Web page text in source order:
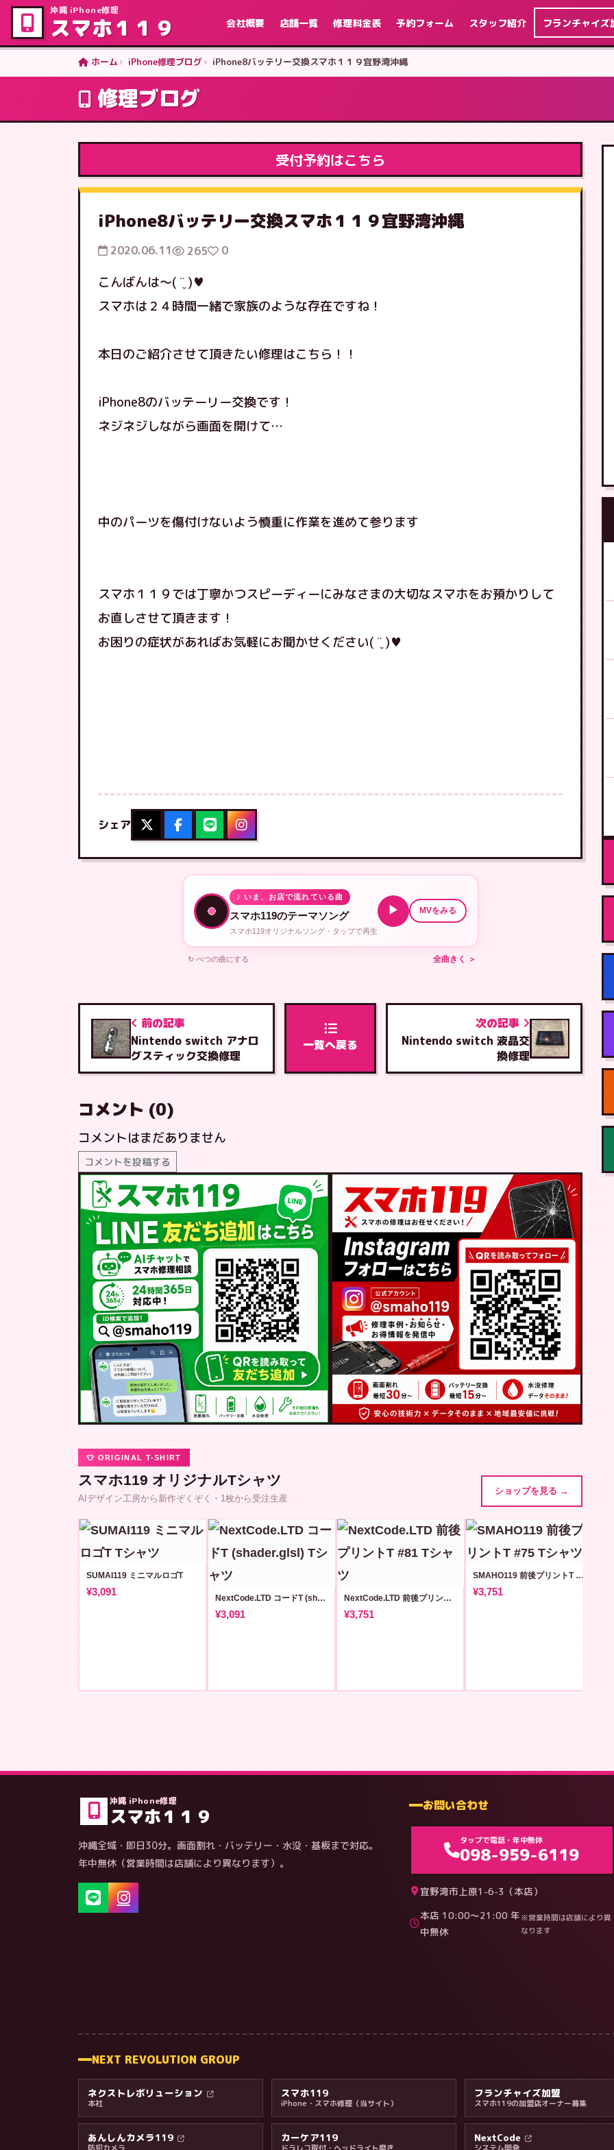
沖縄 iPhone修理
スマホ１１９ 会社概要 店舗一覧 修理料金表 予約フォーム スタッフ紹介 フランチャイズ
ホーム iPhone修理ブログ iPhone8バッテリー交換スマホ１１９宜野湾沖縄
修理ブログ
受付予約はこちら
iPhone8バッテリー交換スマホ１１９宜野湾沖縄
2020.06.11 265 0
こんばんは〜( ¨̮ )♥
スマホは２４時間一緒で家族のような存在ですね！
本日のご紹介させて頂きたい修理はこちら！！
iPhone8のバッテーリー交換です！
ネジネジしながら画面を開けて…
中のパーツを傷付けないよう慎重に作業を進めて参ります
スマホ１１９では丁寧かつスピーディーにみなさまの大切なスマホをお預かりして
お直しさせて頂きます！
お困りの症状があればお気軽にお聞かせください( ¨̮ )♥
シェア
♪ いま、お店で流れている曲
スマホ119のテーマソング
スマホ119オリジナルソング・タップで再生
▶ MVをみる
↻ べつの曲にする 全曲きく ＞
前の記事
Nintendo switch アナロ
グスティック交換修理
一覧へ戻る
次の記事
Nintendo switch 液晶交
換修理
コメント (0)
コメントはまだありません
コメントを投稿する
👕 ORIGINAL T-SHIRT
スマホ119 オリジナルTシャツ
AIデザイン工房から新作ぞくぞく・1枚から受注生産
ショップを見る →
SUMAI119 ミニマルロゴT
¥3,091
NextCode.LTD コードT (shader.glsl)
¥3,091
NextCode.LTD 前後プリントT #81
¥3,751
SMAHO119 前後プリントT #75
¥3,751
沖縄 iPhone修理
スマホ１１９
沖縄全域・即日30分。画面割れ・バッテリー・水没・基板まで対応。
年中無休（営業時間は店舗により異なります）。
お問い合わせ
タップで電話・年中無休
098-959-6119
宜野湾市上原1-6-3（本店）
本店 10:00〜21:00 年
中無休
※営業時間は店舗により異
なります
NEXT REVOLUTION GROUP
ネクストレボリューション
本社
スマホ119
iPhone・スマホ修理（当サイト）
フランチャイズ加盟
スマホ119の加盟店オーナー募集
あんしんカメラ119
防犯カメラ
カーケア119
ドラレコ取付・ヘッドライト磨き
NextCode
システム開発